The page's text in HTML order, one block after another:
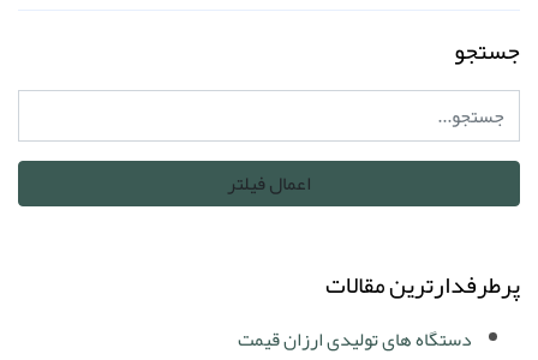
جستجو
پرطرفدارترین مقالات
دستگاه های تولیدی ارزان قیمت